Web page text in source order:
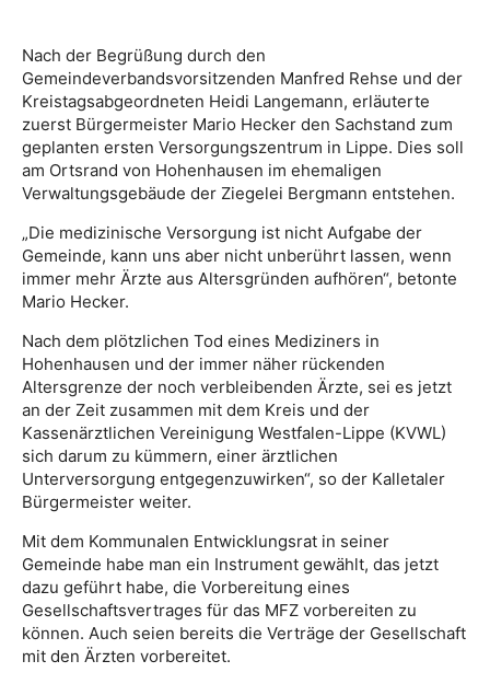
Nach der Begrüßung durch den
Gemeindeverbandsvorsitzenden Manfred Rehse und der
Kreistagsabgeordneten Heidi Langemann, erläuterte
zuerst Bürgermeister Mario Hecker den Sachstand zum
geplanten ersten Versorgungszentrum in Lippe. Dies soll
am Ortsrand von Hohenhausen im ehemaligen
Verwaltungsgebäude der Ziegelei Bergmann entstehen.
„Die medizinische Versorgung ist nicht Aufgabe der
Gemeinde, kann uns aber nicht unberührt lassen, wenn
immer mehr Ärzte aus Altersgründen aufhören“, betonte
Mario Hecker.
Nach dem plötzlichen Tod eines Mediziners in
Hohenhausen und der immer näher rückenden
Altersgrenze der noch verbleibenden Ärzte, sei es jetzt
an der Zeit zusammen mit dem Kreis und der
Kassenärztlichen Vereinigung Westfalen-Lippe (KVWL)
sich darum zu kümmern, einer ärztlichen
Unterversorgung entgegenzuwirken“, so der Kalletaler
Bürgermeister weiter.
Mit dem Kommunalen Entwicklungsrat in seiner
Gemeinde habe man ein Instrument gewählt, das jetzt
dazu geführt habe, die Vorbereitung eines
Gesellschaftsvertrages für das MFZ vorbereiten zu
können. Auch seien bereits die Verträge der Gesellschaft
mit den Ärzten vorbereitet.